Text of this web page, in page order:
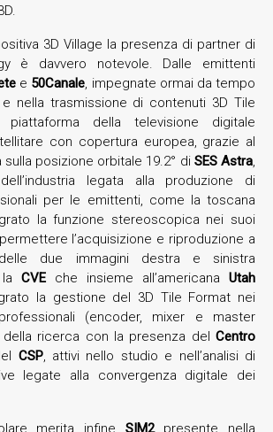
3D Village la presenza di partner di
è davvero notevole. Dalle emittenti
e 50Canale, impegnate ormai da tempo
nella trasmissione di contenuti 3D Tile
della televisione digitale
con copertura europea, grazie al
sulla posizione orbitale 19.2° di SES Astra,
legata alla produzione di
per le emittenti, come la toscana
la funzione stereoscopica nei suoi
l’acquisizione e riproduzione a
delle due immagini destra e sinistra
CVE che insieme all’americana Utah
la gestione del 3D Tile Format nei
(encoder, mixer e master
della ricerca con la presenza del Centro
CSP, attivi nello studio e nell’analisi di
legate alla convergenza digitale dei
merita infine SIM2presente nella